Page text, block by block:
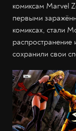
комиксам Marvel
первыми
комиксах, стали
распространение
сохранили свои